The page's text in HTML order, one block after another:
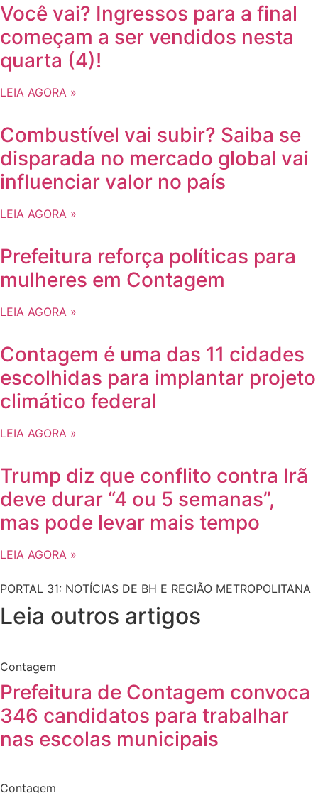
Você vai? Ingressos para a final
começam a ser vendidos nesta
quarta (4)!
LEIA AGORA »
Combustível vai subir? Saiba se
disparada no mercado global vai
influenciar valor no país
LEIA AGORA »
Prefeitura reforça políticas para
mulheres em Contagem
LEIA AGORA »
Contagem é uma das 11 cidades
escolhidas para implantar projeto
climático federal
LEIA AGORA »
Trump diz que conflito contra Irã
deve durar “4 ou 5 semanas”,
mas pode levar mais tempo
LEIA AGORA »
PORTAL 31: NOTÍCIAS DE BH E REGIÃO METROPOLITANA
Leia outros artigos
Contagem
Prefeitura de Contagem convoca
346 candidatos para trabalhar
nas escolas municipais
Contagem